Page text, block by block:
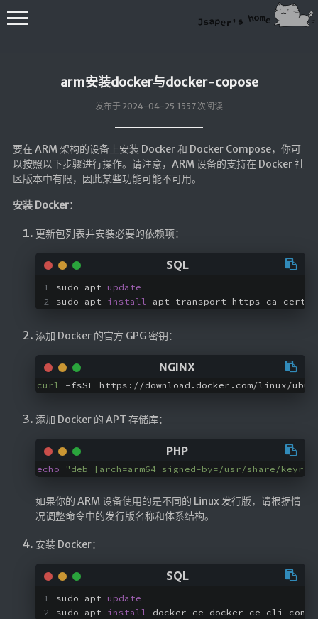
arm安装docker与docker-copose
发布于 2024-04-25 1557 次阅读
要在 ARM 架构的设备上安装 Docker 和 Docker Compose，你可
以按照以下步骤进行操作。请注意，ARM 设备的支持在 Docker 社
区版本中有限，因此某些功能可能不可用。
安装 Docker：
更新包列表并安装必要的依赖项：
sudo apt update
sudo apt install apt-transport-https ca-
添加 Docker 的官方 GPG 密钥：
curl -fsSL https://download.docker.com/linux/
添加 Docker 的 APT 存储库：
echo "deb [arch=arm64 signed-by=/usr/share/
如果你的 ARM 设备使用的是不同的 Linux 发行版，请根据情
况调整命令中的发行版名称和体系结构。
安装 Docker：
sudo apt update
sudo apt install docker-ce docker-ce-cli
💻在线桌面
导航站
综合导航
鱼塘热榜
简易代理
Google访问助手
影视导航
星视界
在线影视 备用1